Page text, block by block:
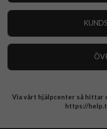
Integritetspolicy
Via vårt hjälpcenter så hittar
https://